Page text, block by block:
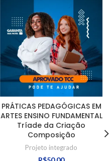
PRÁTICAS PEDAGÓGICAS EM
ARTES ENSINO FUNDAMENTAL
Tríade da Criação
Composição
Projeto integrado